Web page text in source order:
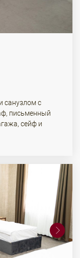
санузлом с
письменный
сейф и